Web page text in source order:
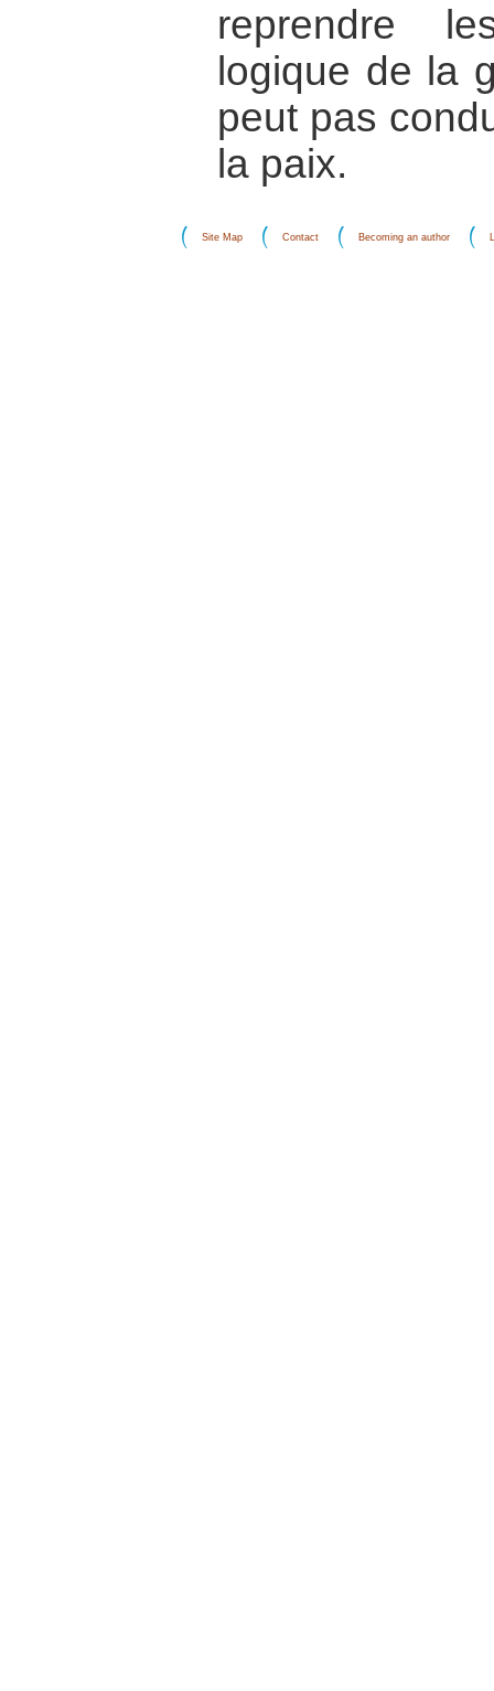
reprendre
logique de la
peut pas
la paix.
Site Map Contact Becoming an author